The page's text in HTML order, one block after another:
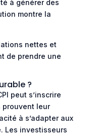
à générer des
montre la
nettes et
de prendre une
?
peut s’inscrire
prouvent leur
à s’adapter aux
Les investisseurs